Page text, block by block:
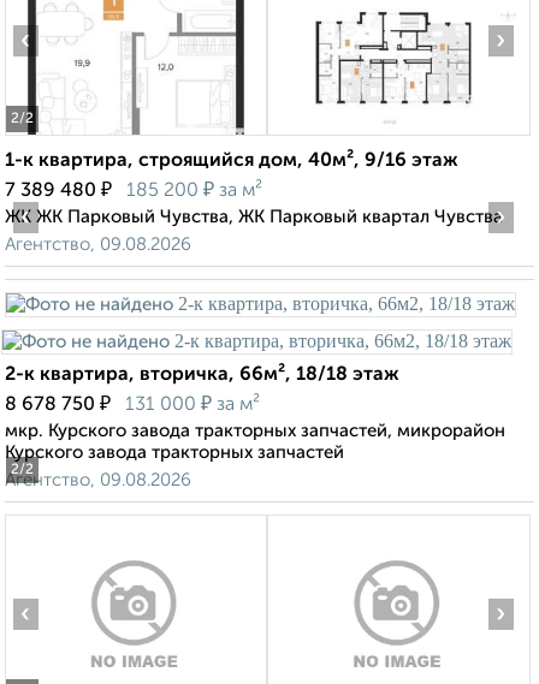
2/2
‹ ›
1-к квартира, строящийся дом, 40м², 9/16 этаж
7 389 480 ₽ 185 200 ₽ за м²
ЖК ЖК Парковый Чувства, ЖК Парковый квартал Чувства
Агентство, 09.08.2026
2/2
‹ ›
2-к квартира, вторичка, 66м², 18/18 этаж
8 678 750 ₽ 131 000 ₽ за м²
мкр. Курского завода тракторных запчастей, микрорайон
Курского завода тракторных запчастей
Агентство, 09.08.2026
‹ ›